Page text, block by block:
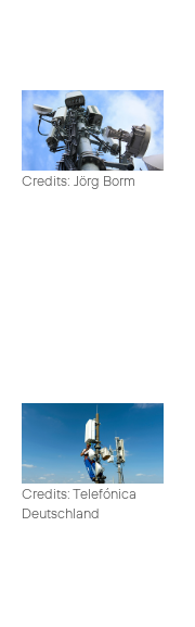
Credits: Jörg Borm
Credits: Telefónica
Deutschland